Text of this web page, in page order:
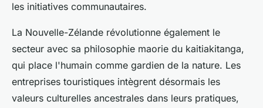
les initiatives communautaires.
La Nouvelle-Zélande révolutionne également le
secteur avec sa philosophie maorie du kaitiakitanga,
qui place l'humain comme gardien de la nature. Les
entreprises touristiques intègrent désormais les
valeurs culturelles ancestrales dans leurs pratiques,